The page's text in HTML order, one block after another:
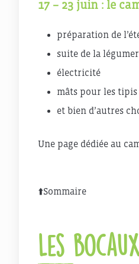
17 – 23 juin : le
préparation de
suite de la
électricité
mâts pour les
et bien d’autres
Une page dédiée au
⬆️Sommaire
Les